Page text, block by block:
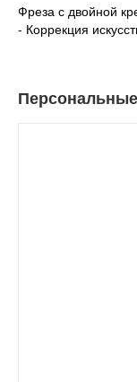
Фреза с двойной
- Коррекция